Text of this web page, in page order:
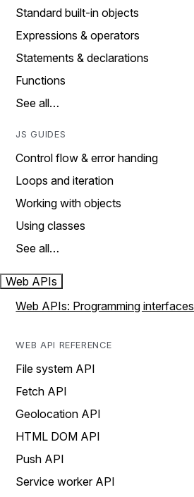
Standard built-in objects
Expressions & operators
Statements & declarations
Functions
See all…
JS GUIDES
Control flow & error handing
Loops and iteration
Working with objects
Using classes
See all…
Web APIs
Web APIs: Programming interfaces
WEB API REFERENCE
File system API
Fetch API
Geolocation API
HTML DOM API
Push API
Service worker API